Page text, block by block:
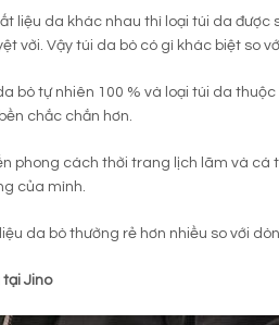
liệu da khác nhau thì loại túi da được
vời. Vậy túi da bò có gì khác biệt so
bò tự nhiên 100 % và loại túi da
chắc chắn hơn.
phong cách thời trang lịch lãm và
của mình.
da bò thường rẻ hơn nhiều so với
Jino